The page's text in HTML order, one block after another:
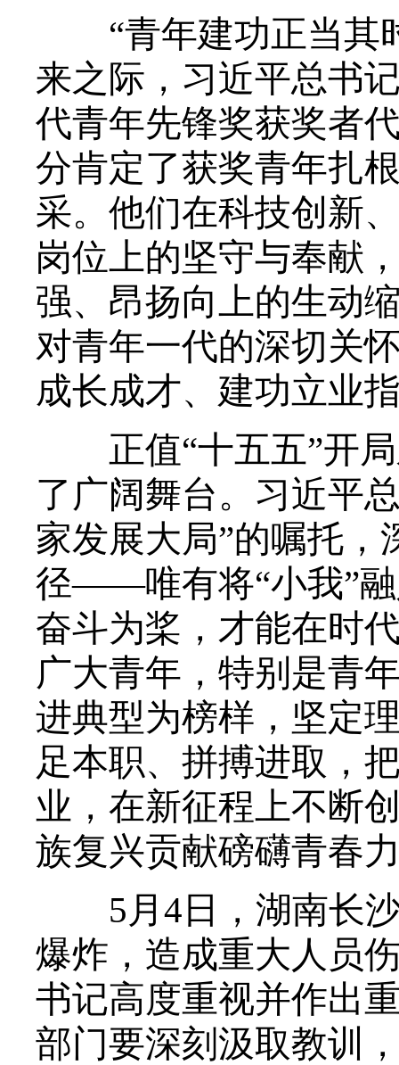
“青年建功正当其
来之际，习近平总书
代青年先锋奖获奖者
分肯定了获奖青年扎
采。他们在科技创新
岗位上的坚守与奉献
强、昂扬向上的生动
对青年一代的深切关
成长成才、建功立业
正值“十五五”开局
了广阔舞台。习近平
家发展大局”的嘱托
径——唯有将“小我”融
奋斗为桨，才能在时
广大青年，特别是青
进典型为榜样，坚定
足本职、拼搏进取，
业，在新征程上不断
族复兴贡献磅礴青春
5月4日，湖南长沙
爆炸，造成重大人员
书记高度重视并作出
部门要深刻汲取教训